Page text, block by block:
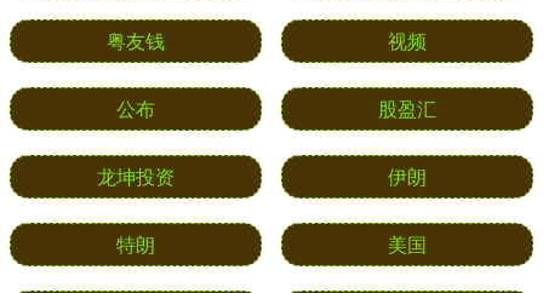
粤友钱 视频
公布 股盈汇
龙坤投资 伊朗
特朗 美国